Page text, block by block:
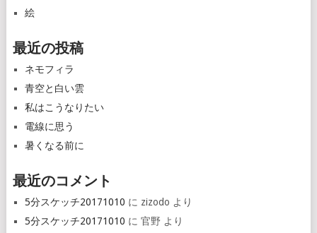
絵
最近の投稿
ネモフィラ
青空と白い雲
私はこうなりたい
電線に思う
暑くなる前に
最近のコメント
5分スケッチ20171010 に zizodo より
5分スケッチ20171010 に 官野 より